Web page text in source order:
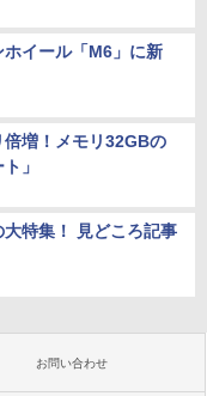
イール「M6」に新
増！メモリ32GBの
」
特集！ 見どころ記事
お問い合わせ